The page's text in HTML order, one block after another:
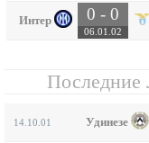
Интер 0 - 0
06.01.02
Последние
14.10.01 Удинезе